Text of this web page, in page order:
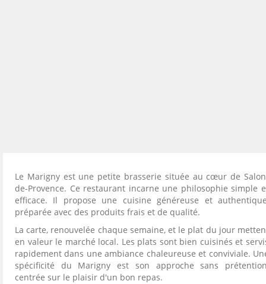
Le Marigny est une petite brasserie située au cœur de
de-Provence. Ce restaurant incarne une philosophie simple
efficace. Il propose une cuisine généreuse et
préparée avec des produits frais et de qualité.
La carte, renouvelée chaque semaine, et le plat du jour
en valeur le marché local. Les plats sont bien cuisinés et
rapidement dans une ambiance chaleureuse et conviviale.
spécificité du Marigny est son approche sans
centrée sur le plaisir d'un bon repas.